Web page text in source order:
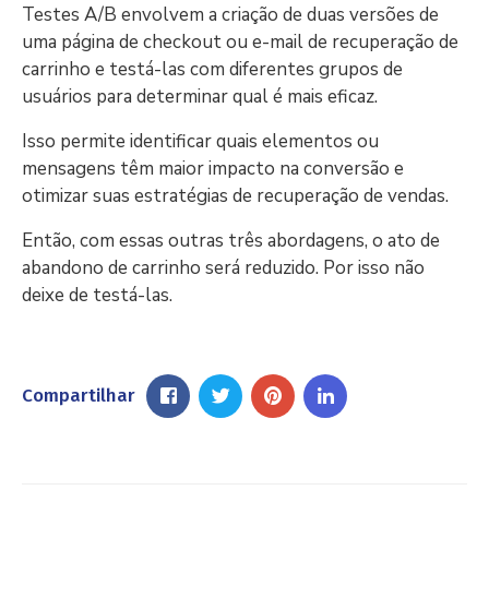
Testes A/B envolvem a criação de duas versões de
uma página de checkout ou e-mail de recuperação de
carrinho e testá-las com diferentes grupos de
usuários para determinar qual é mais eficaz.
Isso permite identificar quais elementos ou
mensagens têm maior impacto na conversão e
otimizar suas estratégias de recuperação de vendas.
Então, com essas outras três abordagens, o ato de
abandono de carrinho será reduzido. Por isso não
deixe de testá-las.
Compartilhar